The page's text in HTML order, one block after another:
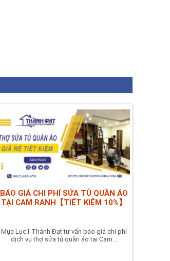
BÁO GIÁ CHI PHÍ SỬA TỦ QUẦN ÁO
TẠI CAM RANH【TIẾT KIỆM 10%】
Mục Lục1 Thành Đạt tư vấn báo giá chi phí
dịch vụ thợ sửa tủ quần áo tại Cam...